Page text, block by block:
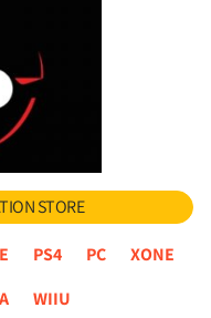
STORE
PS4 PC
XONE
WIIU